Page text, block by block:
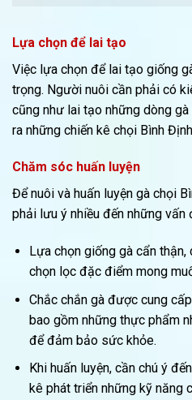
Lựa chọn để lai tạo
Việc lựa chọn để lai tạo giống
trọng. Người nuôi cần phải có
cũng như lai tạo những dòng
ra những chiến kê chọi Bình
Chăm sóc huấn luyện
Để nuôi và huấn luyện gà chọi
phải lưu ý nhiều đến những vấn
Lựa chọn giống gà cẩn
chọn lọc đặc điểm mong
Chắc chắn gà được cung
bao gồm những thực phẩm
để đảm bảo sức khỏe.
Khi huấn luyện, cần chú ý
kê phát triển những kỹ năng